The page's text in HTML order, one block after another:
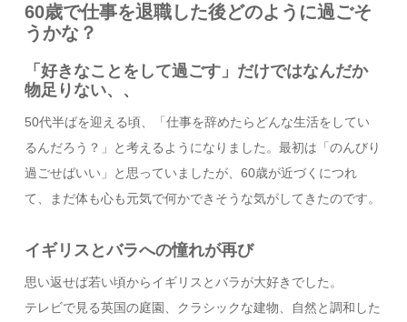
60歳で仕事を退職した後どのように過ごそ
うかな？
「好きなことをして過ごす」だけではなんだか
物足りない、、
50代半ばを迎える頃、「仕事を辞めたらどんな生活をしてい
るんだろう？」と考えるようになりました。最初は「のんびり
過ごせばいい」と思っていましたが、60歳が近づくにつれ
て、まだ体も心も元気で何かできそうな気がしてきたのです。
イギリスとバラへの憧れが再び
思い返せば若い頃からイギリスとバラが大好きでした。
テレビで見る英国の庭園、クラシックな建物、自然と調和した